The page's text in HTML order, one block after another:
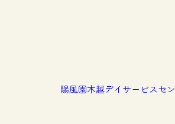
陽風園木越デイサービスセ